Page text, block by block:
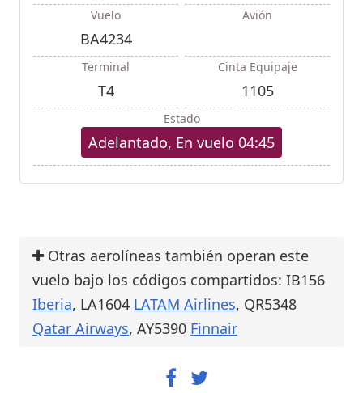
Vuelo
BA4234
Avión
Terminal
T4
Cinta Equipaje
1105
Estado
Adelantado, En vuelo 04:45
Otras aerolíneas también operan este
vuelo bajo los códigos compartidos: IB156
Iberia, LA1604 LATAM Airlines, QR5348
Qatar Airways, AY5390 Finnair